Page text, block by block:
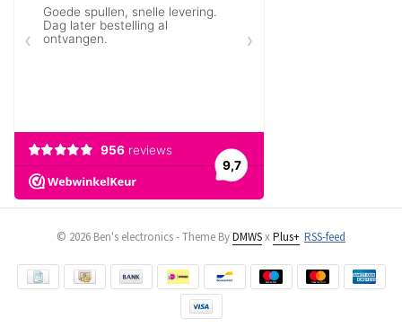
© 2026 Ben's electronics - Theme ByDMWSxPlus+ RSS-feed